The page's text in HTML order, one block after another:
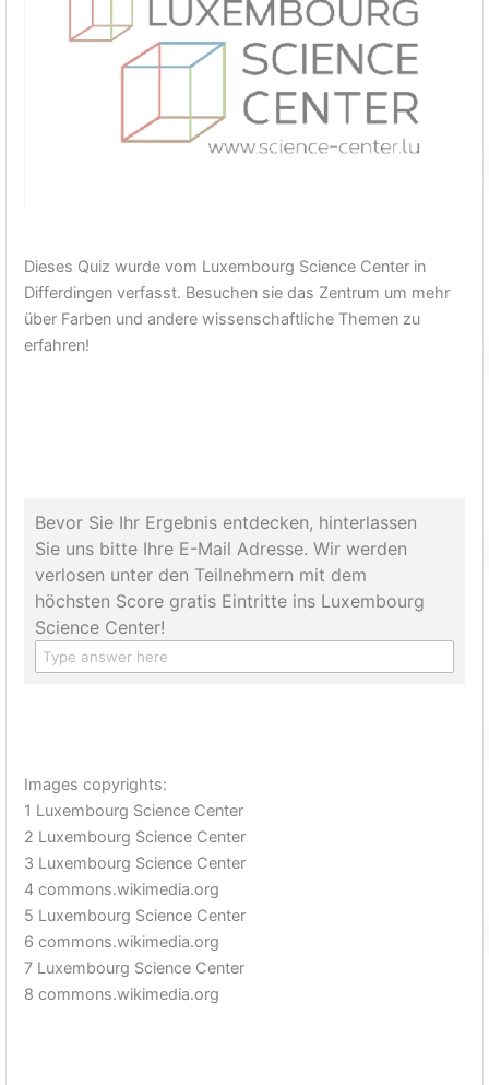
Dieses Quiz wurde vom Luxembourg Science Center in
Differdingen verfasst. Besuchen sie das Zentrum um mehr
über Farben und andere wissenschaftliche Themen zu
erfahren!
Bevor Sie Ihr Ergebnis entdecken, hinterlassen
Sie uns bitte Ihre E-Mail Adresse. Wir werden
verlosen unter den Teilnehmern mit dem
höchsten Score gratis Eintritte ins Luxembourg
Science Center!
Images copyrights:
1 Luxembourg Science Center
2 Luxembourg Science Center
3 Luxembourg Science Center
4 commons.wikimedia.org
5 Luxembourg Science Center
6 commons.wikimedia.org
7 Luxembourg Science Center
8 commons.wikimedia.org